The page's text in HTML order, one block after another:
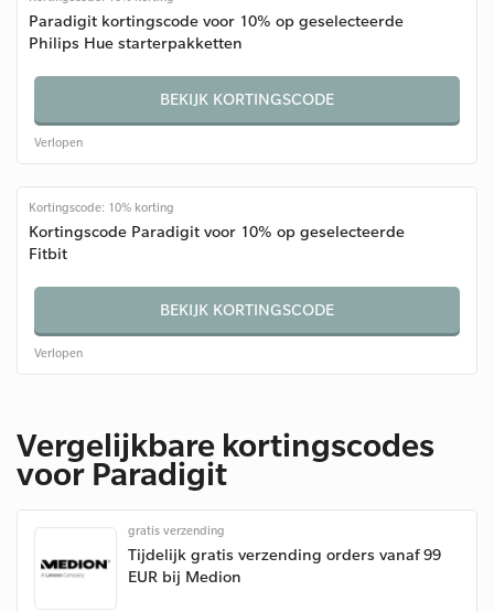
Paradigit kortingscode voor 10% op geselecteerde
Philips Hue starterpakketten
BEKIJK KORTINGSCODE
Verlopen
Kortingscode: 10% korting
Kortingscode Paradigit voor 10% op geselecteerde
Fitbit
BEKIJK KORTINGSCODE
Verlopen
Vergelijkbare kortingscodes
voor Paradigit
gratis verzending
Tijdelijk gratis verzending orders vanaf 99
EUR bij Medion